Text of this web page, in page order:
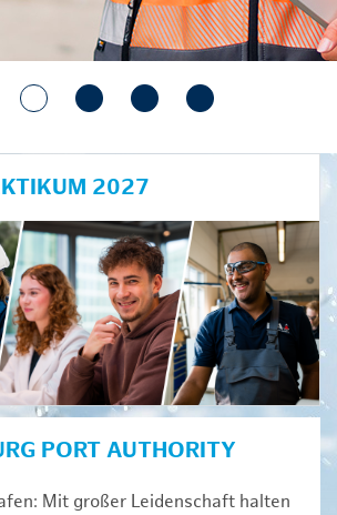
2027
PORT AUTHORITY
Mit großer Leidenschaft halten